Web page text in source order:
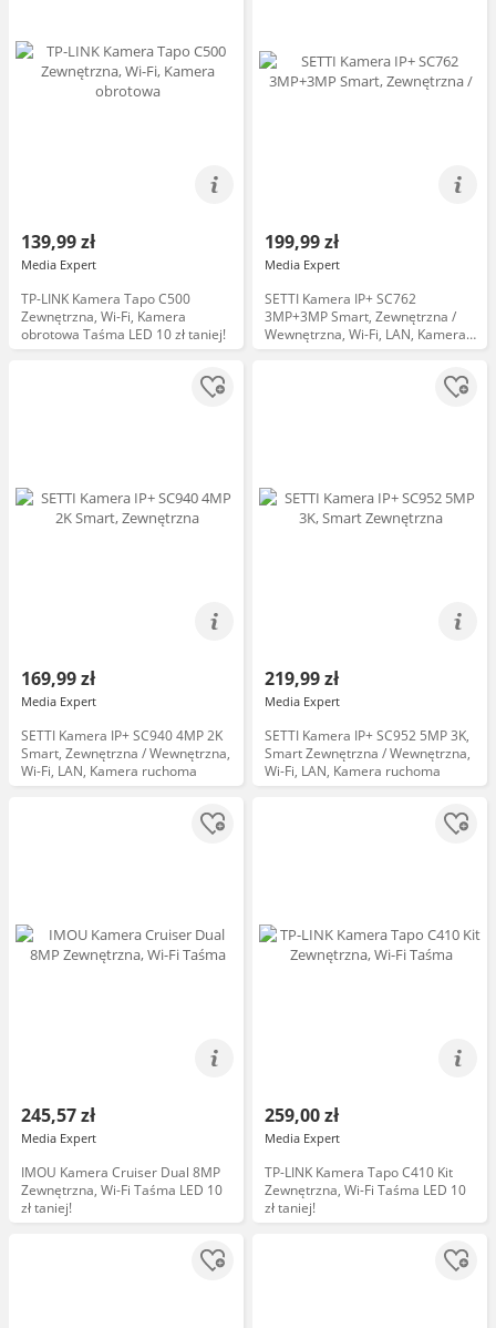
139,99 zł
Media Expert
TP-LINK Kamera Tapo C500
Zewnętrzna, Wi-Fi, Kamera
obrotowa Taśma LED 10 zł taniej!
199,99 zł
Media Expert
SETTI Kamera IP+ SC762
3MP+3MP Smart, Zewnętrzna /
Wewnętrzna, Wi-Fi, LAN, Kamera
obrotowa
169,99 zł
Media Expert
SETTI Kamera IP+ SC940 4MP 2K
Smart, Zewnętrzna / Wewnętrzna,
Wi-Fi, LAN, Kamera ruchoma
219,99 zł
Media Expert
SETTI Kamera IP+ SC952 5MP 3K,
Smart Zewnętrzna / Wewnętrzna,
Wi-Fi, LAN, Kamera ruchoma
245,57 zł
Media Expert
IMOU Kamera Cruiser Dual 8MP
Zewnętrzna, Wi-Fi Taśma LED 10
zł taniej!
259,00 zł
Media Expert
TP-LINK Kamera Tapo C410 Kit
Zewnętrzna, Wi-Fi Taśma LED 10
zł taniej!